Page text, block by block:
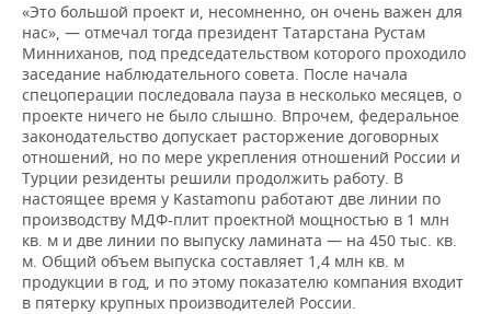
«Это большой проект и, несомненно, он очень важен для
нас», — отмечал тогда президент Татарстана Рустам
Минниханов, под председательством которого проходило
заседание наблюдательного совета. После начала
спецоперации последовала пауза в несколько месяцев, о
проекте ничего не было слышно. Впрочем, федеральное
законодательство допускает расторжение договорных
отношений, но по мере укрепления отношений России и
Турции резиденты решили продолжить работу. В
настоящее время у Kastamonu работают две линии по
производству МДФ-плит проектной мощностью в 1 млн
кв. м и две линии по выпуску ламината — на 450 тыс. кв.
м. Общий объем выпуска составляет 1,4 млн кв. м
продукции в год, и по этому показателю компания входит
в пятерку крупных производителей России.